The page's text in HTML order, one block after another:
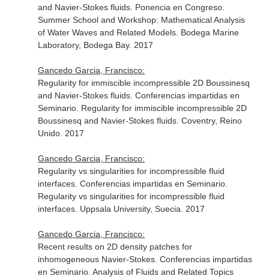
and Navier-Stokes fluids. Ponencia en Congreso.
Summer School and Workshop: Mathematical Analysis
of Water Waves and Related Models. Bodega Marine
Laboratory, Bodega Bay. 2017
Gancedo Garcia, Francisco:
Regularity for immiscible incompressible 2D Boussinesq
and Navier-Stokes fluids. Conferencias impartidas en
Seminario. Regularity for immiscible incompressible 2D
Boussinesq and Navier-Stokes fluids. Coventry, Reino
Unido. 2017
Gancedo Garcia, Francisco:
Regularity vs singularities for incompressible fluid
interfaces. Conferencias impartidas en Seminario.
Regularity vs singularities for incompressible fluid
interfaces. Uppsala University, Suecia. 2017
Gancedo Garcia, Francisco:
Recent results on 2D density patches for
inhomogeneous Navier-Stokes. Conferencias impartidas
en Seminario. Analysis of Fluids and Related Topics